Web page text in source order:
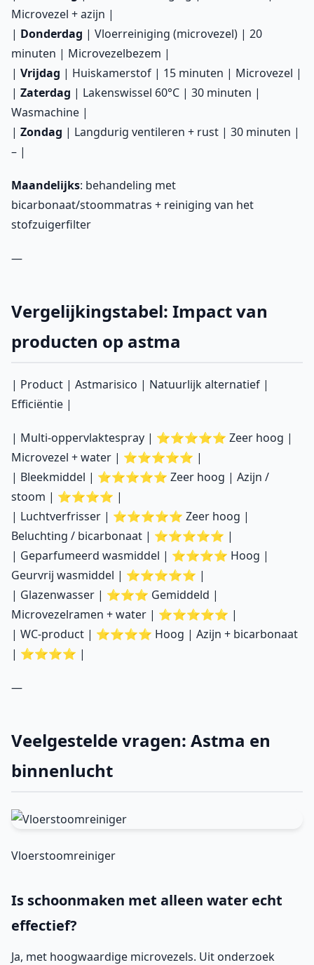
Microvezel + azijn |
| Donderdag | Vloerreiniging (microvezel) | 20
minuten | Microvezelbezem |
| Vrijdag | Huiskamerstof | 15 minuten | Microvezel |
| Zaterdag | Lakenswissel 60°C | 30 minuten |
Wasmachine |
| Zondag | Langdurig ventileren + rust | 30 minuten |
– |
Maandelijks: behandeling met
bicarbonaat/stoommatras + reiniging van het
stofzuigerfilter
—
Vergelijkingstabel: Impact van
producten op astma
| Product | Astmarisico | Natuurlijk alternatief |
Efficiëntie |
| Multi-oppervlaktespray | ⭐⭐⭐⭐⭐ Zeer hoog |
Microvezel + water | ⭐⭐⭐⭐⭐ |
| Bleekmiddel | ⭐⭐⭐⭐⭐ Zeer hoog | Azijn /
stoom | ⭐⭐⭐⭐ |
| Luchtverfrisser | ⭐⭐⭐⭐⭐ Zeer hoog |
Beluchting / bicarbonaat | ⭐⭐⭐⭐⭐ |
| Geparfumeerd wasmiddel | ⭐⭐⭐⭐ Hoog |
Geurvrij wasmiddel | ⭐⭐⭐⭐⭐ |
| Glazenwasser | ⭐⭐⭐ Gemiddeld |
Microvezelramen + water | ⭐⭐⭐⭐⭐ |
| WC-product | ⭐⭐⭐⭐ Hoog | Azijn + bicarbonaat
| ⭐⭐⭐⭐ |
—
Veelgestelde vragen: Astma en
binnenlucht
Vloerstoomreiniger
Is schoonmaken met alleen water echt
effectief?
Ja, met hoogwaardige microvezels. Uit onderzoek